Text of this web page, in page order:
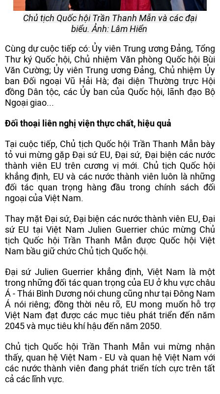
Chủ tịch Quốc hội Trần Thanh Mẫn và các đại
biểu. Ảnh: Lâm Hiển
Cùng dự cuộc tiếp có: Ủy viên Trung ương Đảng, Tổng
Thư ký Quốc hội, Chủ nhiệm Văn phòng Quốc hội Bùi
Văn Cường; Ủy viên Trung ương Đảng, Chủ nhiệm Ủy
ban Đối ngoại Vũ Hải Hà; đại diện Thường trực Hội
đồng Dân tộc, các Ủy ban của Quốc hội, lãnh đạo Bộ
Ngoại giao...
Đối thoại liên nghị viện thực chất, hiệu quả
Tại cuộc tiếp, Chủ tịch Quốc hội Trần Thanh Mẫn bày
tỏ vui mừng gặp Đại sứ EU, Đại sứ, Đại biện các nước
thành viên EU trên cương vị mới. Chủ tịch Quốc hội
khẳng định, EU và các nước thành viên luôn là những
đối tác quan trọng hàng đầu trong chính sách đối
ngoại của Việt Nam.
Thay mặt Đại sứ, Đại biện các nước thành viên EU, Đại
sứ EU tại Việt Nam Julien Guerrier chúc mừng Chủ
tịch Quốc hội Trần Thanh Mẫn được Quốc hội Việt
Nam bầu giữ chức Chủ tịch Quốc hội.
Đại sứ Julien Guerrier khẳng định, Việt Nam là một
trong những đối tác quan trọng của EU ở khu vực châu
Á - Thái Bình Dương nói chung cũng như tại Đông Nam
Á nói riêng; đồng thời nêu rõ, EU mong muốn hỗ trợ
Việt Nam đạt được các mục tiêu phát triển đến năm
2045 và mục tiêu khí hậu đến năm 2050.
Chủ tịch Quốc hội Trần Thanh Mẫn vui mừng nhận
thấy, quan hệ Việt Nam - EU và quan hệ Việt Nam với
các nước thành viên đang phát triển tích cực trên tất
cả các lĩnh vực.